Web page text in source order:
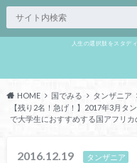
人生の選択肢をスタデ
HOME 国でみる
タンザニア
【残り2名！急げ！】2017年3月タ
で大学生におすすめする国アフリカ
2016.12.19 タンザニア